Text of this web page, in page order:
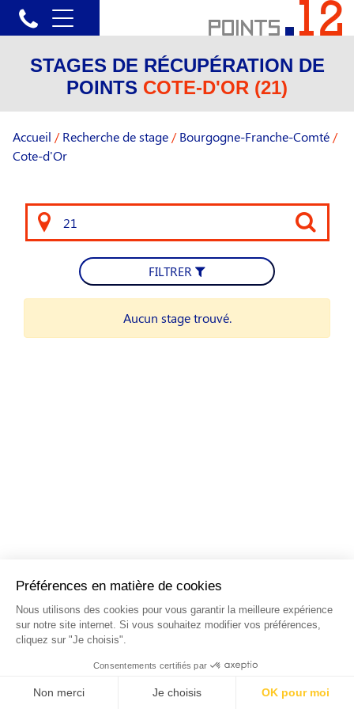
STAGES DE RÉCUPÉRATION DE
POINTS COTE-D'OR (21)
Accueil / Recherche de stage / Bourgogne-Franche-Comté /
Cote-d'Or
FILTRER
Aucun stage trouvé.